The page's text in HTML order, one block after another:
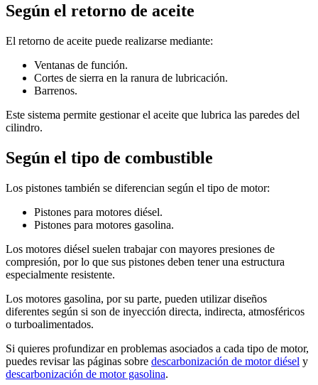
Según el retorno de aceite
El retorno de aceite puede realizarse mediante:
Ventanas de función.
Cortes de sierra en la ranura de lubricación.
Barrenos.
Este sistema permite gestionar el aceite que lubrica las paredes del
cilindro.
Según el tipo de combustible
Los pistones también se diferencian según el tipo de motor:
Pistones para motores diésel.
Pistones para motores gasolina.
Los motores diésel suelen trabajar con mayores presiones de
compresión, por lo que sus pistones deben tener una estructura
especialmente resistente.
Los motores gasolina, por su parte, pueden utilizar diseños
diferentes según si son de inyección directa, indirecta, atmosféricos
o turboalimentados.
Si quieres profundizar en problemas asociados a cada tipo de motor,
puedes revisar las páginas sobre descarbonización de motor diésel y
descarbonización de motor gasolina.